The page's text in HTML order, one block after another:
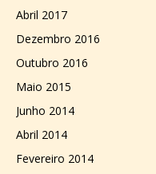
Abril 2017
Dezembro 2016
Outubro 2016
Maio 2015
Junho 2014
Abril 2014
Fevereiro 2014